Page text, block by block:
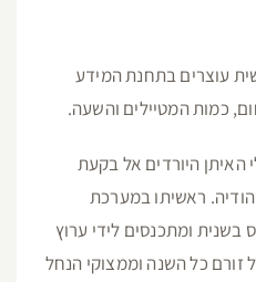
עוצרים בתחנת המידע
כמות המטיילים והשעה.
היורדים אל בקעת
ראשיתו במערכת
בשנית ומתכנסים לידי ערוץ
כל השנה וממצוקי הנחל